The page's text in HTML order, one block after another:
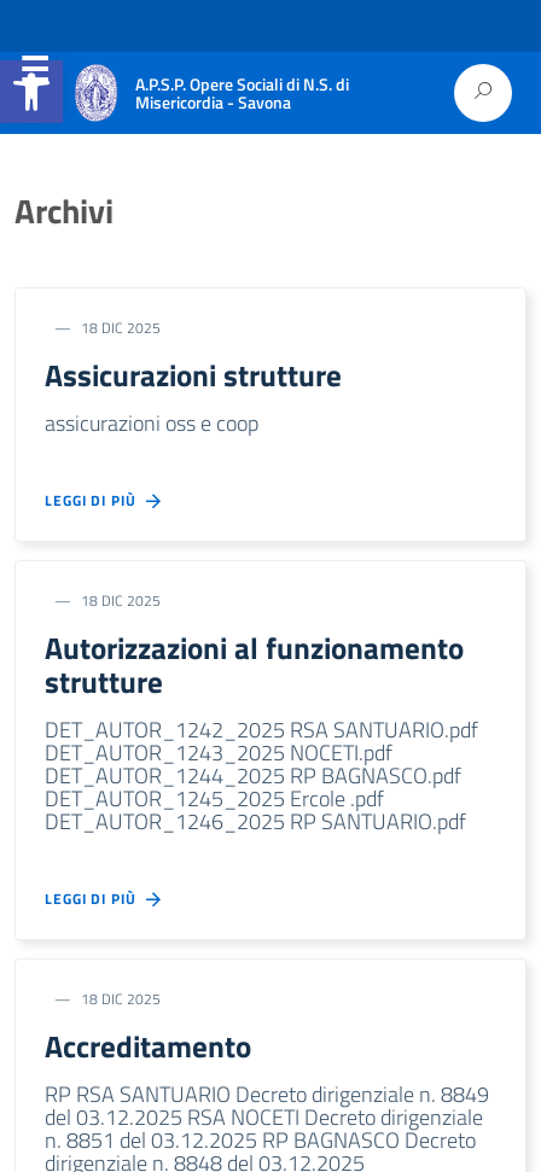
Apri la barra degli strumenti
A.P.S.P. Opere Sociali di N.S. di
Misericordia - Savona
Archivi
18 DIC 2025
Assicurazioni strutture
assicurazioni oss e coop
LEGGI DI PIÙ
18 DIC 2025
Autorizzazioni al funzionamento
strutture
DET_AUTOR_1242_2025 RSA SANTUARIO.pdf
DET_AUTOR_1243_2025 NOCETI.pdf
DET_AUTOR_1244_2025 RP BAGNASCO.pdf
DET_AUTOR_1245_2025 Ercole .pdf
DET_AUTOR_1246_2025 RP SANTUARIO.pdf
LEGGI DI PIÙ
18 DIC 2025
Accreditamento
RP RSA SANTUARIO Decreto dirigenziale n. 8849
del 03.12.2025 RSA NOCETI Decreto dirigenziale
n. 8851 del 03.12.2025 RP BAGNASCO Decreto
dirigenziale n. 8848 del 03.12.2025